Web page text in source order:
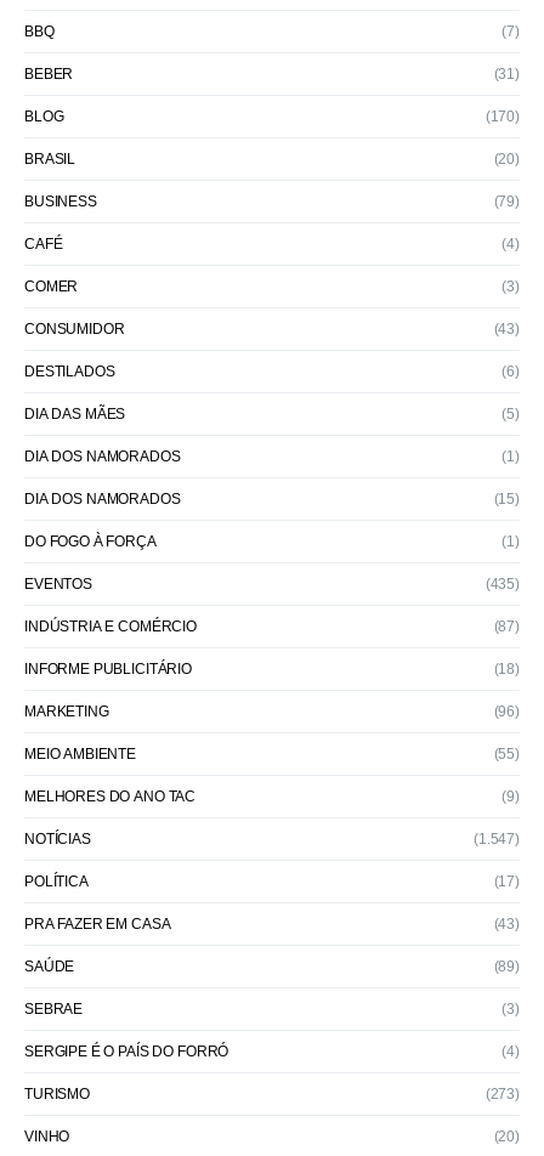
BBQ (7)
BEBER (31)
BLOG (170)
BRASIL (20)
BUSINESS (79)
CAFÉ (4)
COMER (3)
CONSUMIDOR (43)
DESTILADOS (6)
DIA DAS MÃES (5)
DIA DOS NAMORADOS (1)
DIA DOS NAMORADOS (15)
DO FOGO À FORÇA (1)
EVENTOS (435)
INDÚSTRIA E COMÉRCIO (87)
INFORME PUBLICITÁRIO (18)
MARKETING (96)
MEIO AMBIENTE (55)
MELHORES DO ANO TAC (9)
NOTÍCIAS (1.547)
POLÍTICA (17)
PRA FAZER EM CASA (43)
SAÚDE (89)
SEBRAE (3)
SERGIPE É O PAÍS DO FORRÓ (4)
TURISMO (273)
VINHO (20)